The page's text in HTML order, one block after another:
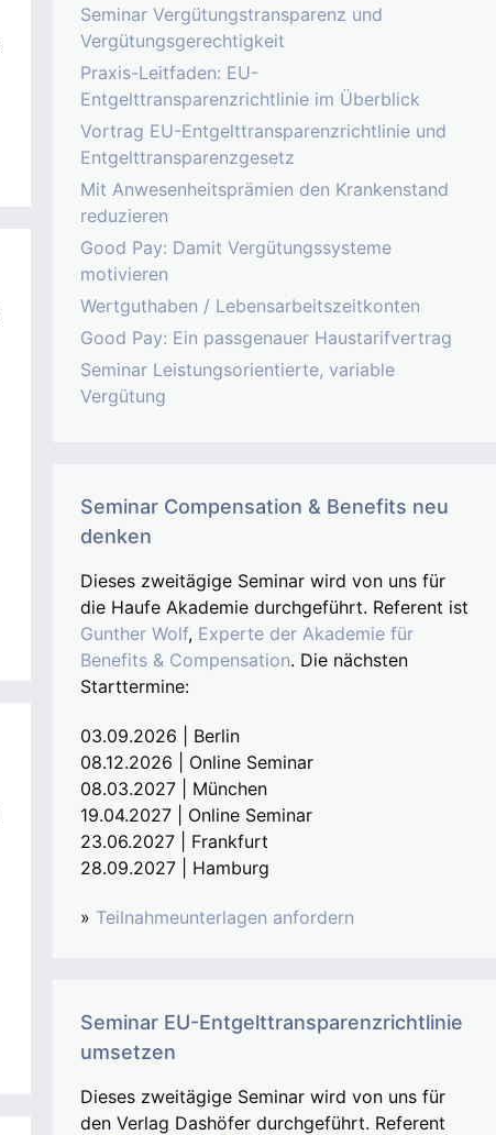
Seminar Vergütungstransparenz und
Vergütungsgerechtigkeit
Praxis-Leitfaden: EU-
Entgelttransparenzrichtlinie im Überblick
Vortrag EU-Entgelttransparenzrichtlinie und
Entgelttransparenzgesetz
Mit Anwesenheitsprämien den Krankenstand
reduzieren
Good Pay: Damit Vergütungssysteme
motivieren
Wertguthaben / Lebensarbeitszeitkonten
Good Pay: Ein passgenauer Haustarifvertrag
Seminar Leistungsorientierte, variable
Vergütung
Seminar Compensation & Benefits neu
denken
Dieses zweitägige Seminar wird von uns für
die Haufe Akademie durchgeführt. Referent ist
Gunther Wolf, Experte der Akademie für
Benefits & Compensation. Die nächsten
Starttermine:
03.09.2026 | Berlin
08.12.2026 | Online Seminar
08.03.2027 | München
19.04.2027 | Online Seminar
23.06.2027 | Frankfurt
28.09.2027 | Hamburg
» Teilnahmeunterlagen anfordern
Seminar EU-Entgelttransparenzrichtlinie
umsetzen
Dieses zweitägige Seminar wird von uns für
den Verlag Dashöfer durchgeführt. Referent